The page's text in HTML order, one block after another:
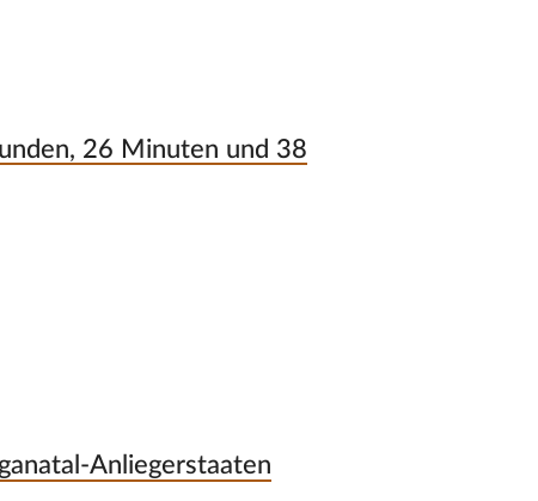
26 Minuten und 38
Anliegerstaaten